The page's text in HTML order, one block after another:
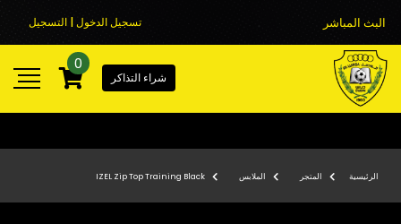
البث المباشر تسجيل الدخول | التسجيل
شراء التذاكر
0
الرئيسية المتجر الملابس IZEL Zip Top Training Black